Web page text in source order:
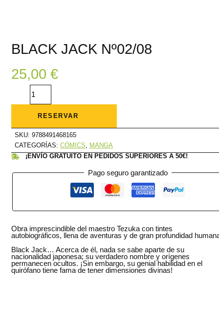
BLACK JACK Nº02/08
25,00 €
BLACK
RESERVAR
SKU: 9788491468165
CATEGORÍAS: CÓMICS, MANGA
¡ENVÍO GRATUITO EN PEDIDOS SUPERIORES A 50€!
Pago seguro garantizado
Obra imprescindible del maestro Tezuka con tintes
autobiográficos, llena de aventuras y de gran profundidad
Black Jack… Acerca de él, nada se sabe aparte de su
nacionalidad japonesa; su verdadero nombre y orígenes
permanecen ocultos. ¡Sin embargo, su genial habilidad en el
quirófano tiene fama de tener dimensiones divinas!